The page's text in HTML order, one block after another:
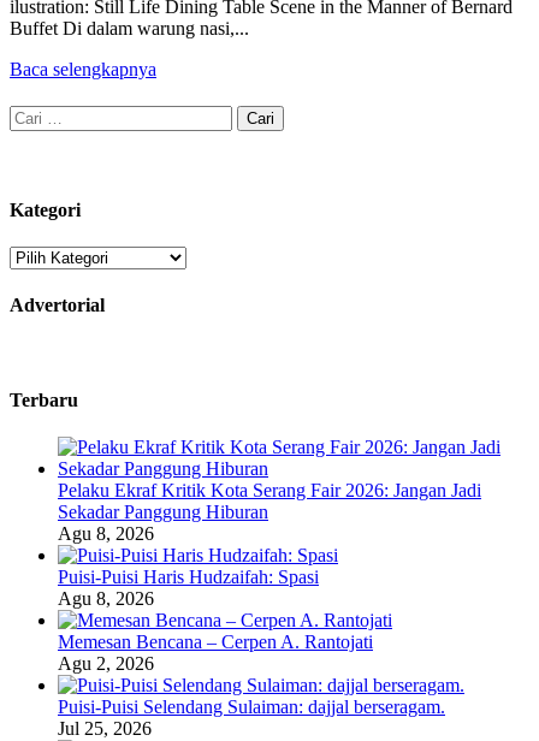
ilustration: Still Life Dining Table Scene in the Manner of Bernard
Buffet Di dalam warung nasi,...
Baca selengkapnya
Cari
untuk:
Kategori
Kategori
Advertorial
Terbaru
Pelaku Ekraf Kritik Kota Serang Fair 2026: Jangan Jadi
Sekadar Panggung Hiburan
Agu 8, 2026
Puisi-Puisi Haris Hudzaifah: Spasi
Agu 8, 2026
Memesan Bencana – Cerpen A. Rantojati
Agu 2, 2026
Puisi-Puisi Selendang Sulaiman: dajjal berseragam.
Jul 25, 2026